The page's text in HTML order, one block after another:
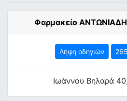
Φαρμακείο
Λήψη οδηγιών
Ιωάννου Βηλαρά